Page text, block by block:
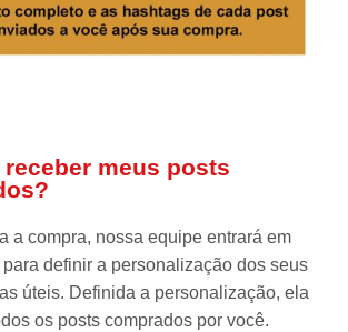
meus posts
a compra, nossa equipe entrará em
definir a personalização dos seus
úteis. Definida a personalização, ela
os posts comprados por você.